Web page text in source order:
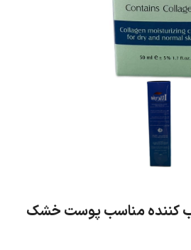
کننده مناسب پوست خشک